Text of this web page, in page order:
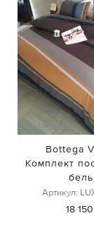
Bottega
Комплект
Артикул:
18